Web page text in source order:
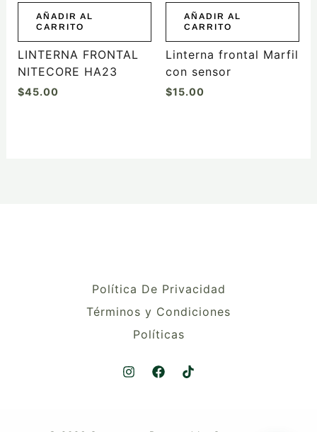
AÑADIR AL
CARRITO
LINTERNA FRONTAL
NITECORE HA23
$45.00
AÑADIR AL
CARRITO
Linterna frontal Marfil
con sensor
$15.00
Política De Privacidad
Términos y Condiciones
Políticas